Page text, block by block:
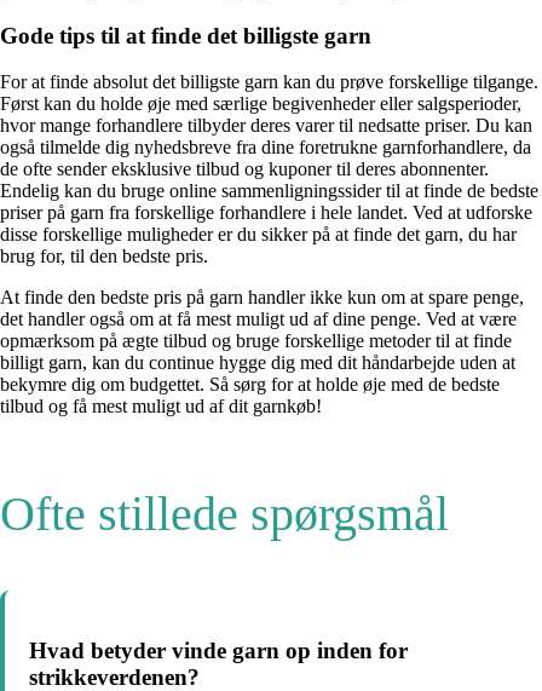
Gode tips til at finde det billigste garn
For at finde absolut det billigste garn kan du prøve forskellige tilgange.
Først kan du holde øje med særlige begivenheder eller salgsperioder,
hvor mange forhandlere tilbyder deres varer til nedsatte priser. Du kan
også tilmelde dig nyhedsbreve fra dine foretrukne garnforhandlere, da
de ofte sender eksklusive tilbud og kuponer til deres abonnenter.
Endelig kan du bruge online sammenligningssider til at finde de bedste
priser på garn fra forskellige forhandlere i hele landet. Ved at udforske
disse forskellige muligheder er du sikker på at finde det garn, du har
brug for, til den bedste pris.
At finde den bedste pris på garn handler ikke kun om at spare penge,
det handler også om at få mest muligt ud af dine penge. Ved at være
opmærksom på ægte tilbud og bruge forskellige metoder til at finde
billigt garn, kan du continue hygge dig med dit håndarbejde uden at
bekymre dig om budgettet. Så sørg for at holde øje med de bedste
tilbud og få mest muligt ud af dit garnkøb!
Ofte stillede spørgsmål
Hvad betyder vinde garn op inden for
strikkeverdenen?